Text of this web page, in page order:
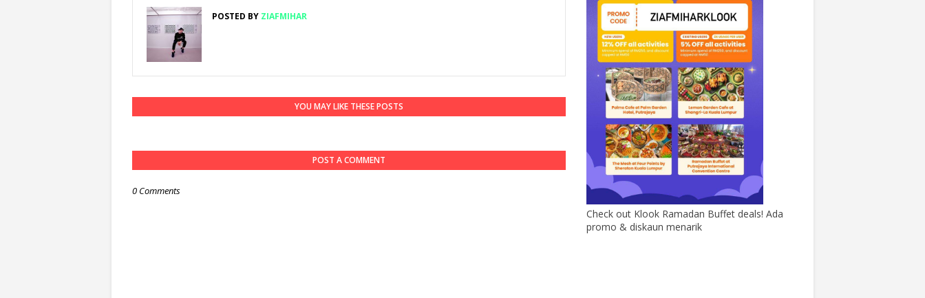
POSTED BY ZIAFMIHAR
YOU MAY LIKE THESE POSTS
POST A COMMENT
0 Comments
Check out Klook Ramadan Buffet deals! Ada
promo & diskaun menarik